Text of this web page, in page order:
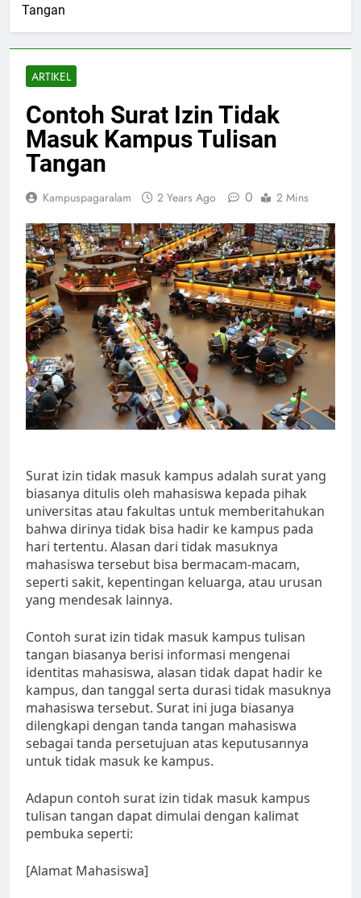
Tangan
ARTIKEL
Contoh Surat Izin Tidak
Masuk Kampus Tulisan
Tangan
Kampuspagaralam 2 Years Ago 0 2 Mins
Surat izin tidak masuk kampus adalah surat yang
biasanya ditulis oleh mahasiswa kepada pihak
universitas atau fakultas untuk memberitahukan
bahwa dirinya tidak bisa hadir ke kampus pada
hari tertentu. Alasan dari tidak masuknya
mahasiswa tersebut bisa bermacam-macam,
seperti sakit, kepentingan keluarga, atau urusan
yang mendesak lainnya.
Contoh surat izin tidak masuk kampus tulisan
tangan biasanya berisi informasi mengenai
identitas mahasiswa, alasan tidak dapat hadir ke
kampus, dan tanggal serta durasi tidak masuknya
mahasiswa tersebut. Surat ini juga biasanya
dilengkapi dengan tanda tangan mahasiswa
sebagai tanda persetujuan atas keputusannya
untuk tidak masuk ke kampus.
Adapun contoh surat izin tidak masuk kampus
tulisan tangan dapat dimulai dengan kalimat
pembuka seperti:
[Alamat Mahasiswa]